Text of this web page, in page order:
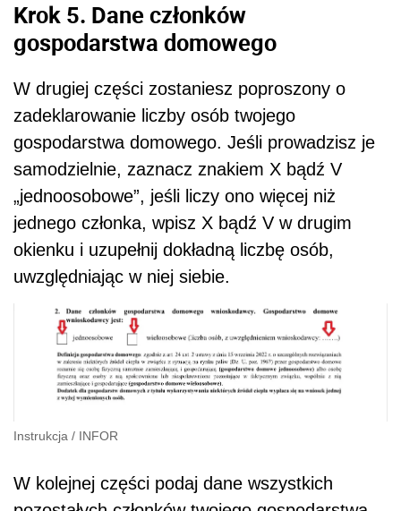
Krok 5. Dane członków
gospodarstwa domowego
W drugiej części zostaniesz poproszony o
zadeklarowanie liczby osób twojego
gospodarstwa domowego. Jeśli prowadzisz je
samodzielnie, zaznacz znakiem X bądź V
„jednoosobowe”, jeśli liczy ono więcej niż
jednego członka, wpisz X bądź V w drugim
okienku i uzupełnij dokładną liczbę osób,
uwzględniając w niej siebie.
Instrukcja / INFOR
W kolejnej części podaj dane wszystkich